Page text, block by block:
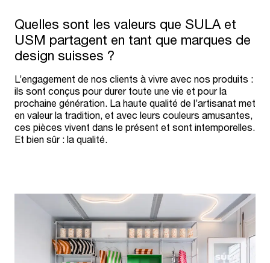
Quelles sont les valeurs que SULA et
USM partagent en tant que marques de
design suisses ?
L’engagement de nos clients à vivre avec nos produits :
ils sont conçus pour durer toute une vie et pour la
prochaine génération. La haute qualité de l’artisanat met
en valeur la tradition, et avec leurs couleurs amusantes,
ces pièces vivent dans le présent et sont intemporelles.
Et bien sûr : la qualité.